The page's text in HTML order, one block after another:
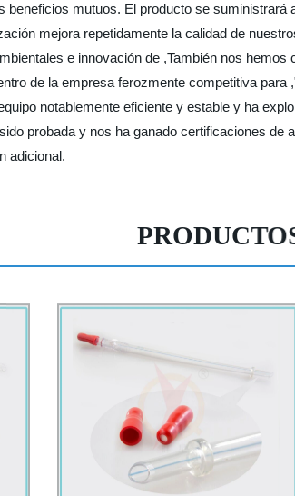
beneficios mutuos. El producto se
mejora repetidamente la calidad de
e innovación de ,También nos
de la empresa ferozmente competitiva
notablemente eficiente y estable y ha
probada y nos ha ganado certificaciones
adicional.